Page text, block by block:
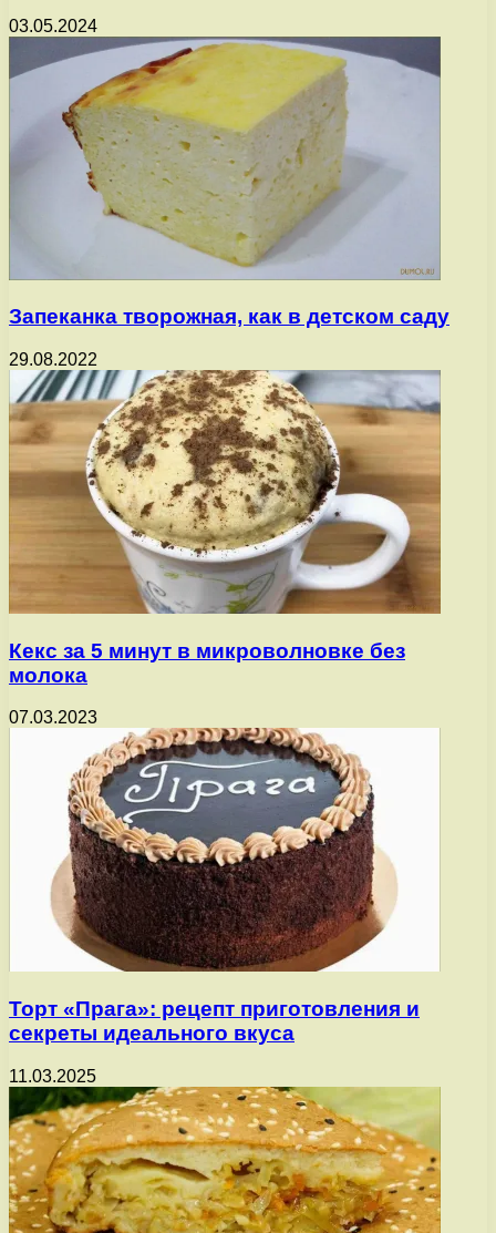
03.05.2024
Запеканка творожная, как в детском саду
29.08.2022
Кекс за 5 минут в микроволновке без
молока
07.03.2023
Торт «Прага»: рецепт приготовления и
секреты идеального вкуса
11.03.2025